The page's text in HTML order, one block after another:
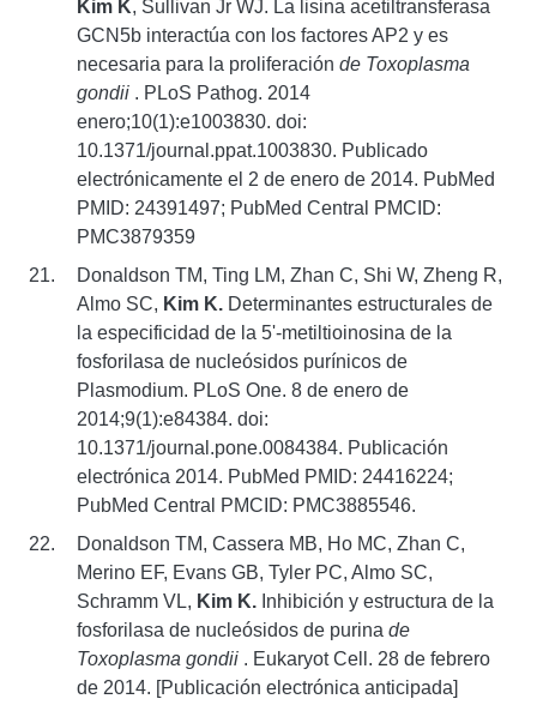
Kim K, Sullivan Jr WJ. La lisina acetiltransferasa
GCN5b interactúa con los factores AP2 y es
necesaria para la proliferación de Toxoplasma
gondii . PLoS Pathog. 2014
enero;10(1):e1003830. doi:
10.1371/journal.ppat.1003830. Publicado
electrónicamente el 2 de enero de 2014. PubMed
PMID: 24391497; PubMed Central PMCID:
PMC3879359
Donaldson TM, Ting LM, Zhan C, Shi W, Zheng R,
Almo SC, Kim K. Determinantes estructurales de
la especificidad de la 5'-metiltioinosina de la
fosforilasa de nucleósidos purínicos de
Plasmodium. PLoS One. 8 de enero de
2014;9(1):e84384. doi:
10.1371/journal.pone.0084384. Publicación
electrónica 2014. PubMed PMID: 24416224;
PubMed Central PMCID: PMC3885546.
Donaldson TM, Cassera MB, Ho MC, Zhan C,
Merino EF, Evans GB, Tyler PC, Almo SC,
Schramm VL, Kim K. Inhibición y estructura de la
fosforilasa de nucleósidos de purina de
Toxoplasma gondii . Eukaryot Cell. 28 de febrero
de 2014. [Publicación electrónica anticipada]